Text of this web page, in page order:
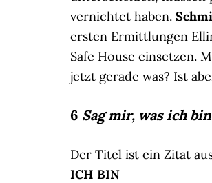
vernichtet haben.
ersten Ermittlungen
Safe House einsetzen.
jetzt gerade was? Ist
6 Sag mir, was ich
Der Titel ist ein Zitat
ICH BIN